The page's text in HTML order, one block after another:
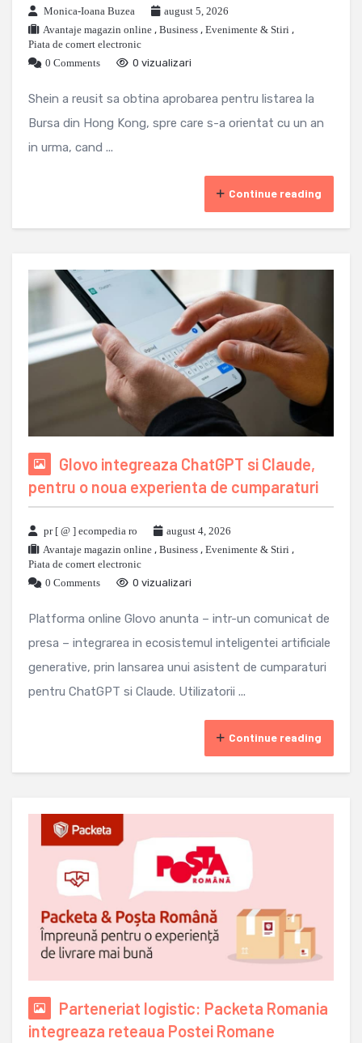
Monica-Ioana Buzea
august 5, 2026
Avantaje magazin online , Business , Evenimente & Stiri ,
Piata de comert electronic
0 Comments
0 vizualizari
Shein a reusit sa obtina aprobarea pentru listarea la
Bursa din Hong Kong, spre care s-a orientat cu un an
in urma, cand ...
Continue reading
Glovo integreaza ChatGPT si Claude,
pentru o noua experienta de cumparaturi
pr [ @ ] ecompedia ro
august 4, 2026
Avantaje magazin online , Business , Evenimente & Stiri ,
Piata de comert electronic
0 Comments
0 vizualizari
Platforma online Glovo anunta – intr-un comunicat de
presa – integrarea in ecosistemul inteligentei artificiale
generative, prin lansarea unui asistent de cumparaturi
pentru ChatGPT si Claude. Utilizatorii ...
Continue reading
Parteneriat logistic: Packeta Romania
integreaza reteaua Postei Romane